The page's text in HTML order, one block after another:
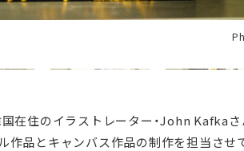
在住のイラストレーター・John Kafkaさ
作品とキャンバス作品の制作を担当させ